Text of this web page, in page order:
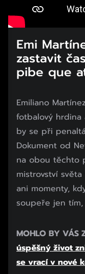
Emi
zastavit
pibe que
Emiliano
fotbalový
by se při
Dokument od
na obou těchto
mistrovství
ani momenty,
soupeře jen
MOHLO BY VÁS
úspěšný život
se vrací v nové